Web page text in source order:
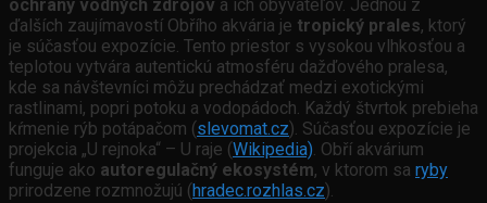
ochrany vodných zdrojov a ich obyvateľov. Jednou z
ďalších zaujímavostí Obřího akvária je tropický prales, ktorý
je súčasťou expozície. Tento priestor s vysokou vlhkosťou a
teplotou vytvára autentickú atmosféru dažďového pralesa,
kde sa návštevníci môžu prechádzať medzi exotickými
rastlinami, popri potoku a vodopádoch. Každý štvrtok prebieha
kŕmenie rýb potápačom (slevomat.cz). Súčasťou expozície je
projekcia „U rejnoka“ – U raje (Wikipedia). Obří akvárium
funguje ako autoregulačný ekosystém, v ktorom sa ryby
prirodzene rozmnožujú (hradec.rozhlas.cz).